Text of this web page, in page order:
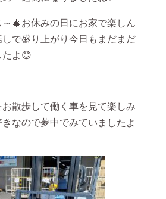
～🎄お休みの日にお家で楽しん
で盛り上がり今日もまだまだ
たよ😊
散歩して働く車を見て楽しみ
なので夢中でみていましたよ